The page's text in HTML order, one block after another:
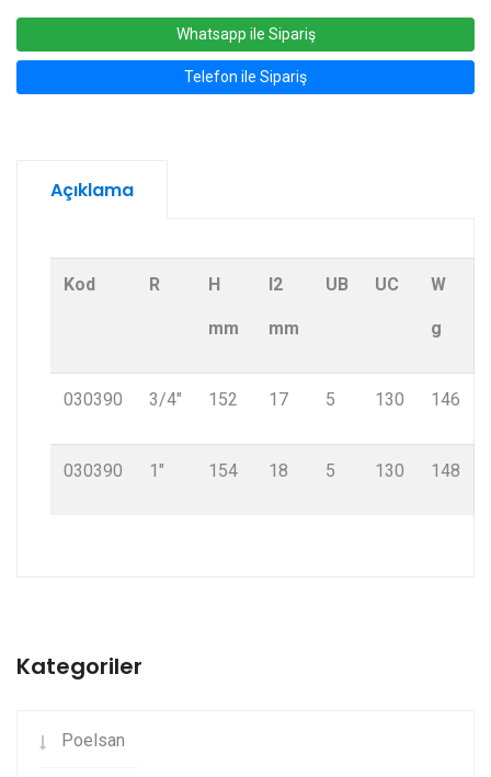
Whatsapp ile Sipariş
Telefon ile Sipariş
Açıklama
Kod R H
mm
I2
mm
UB UC W
g
030390 3/4" 152 17 5 130 146
030390 1" 154 18 5 130 148
Kategoriler
Poelsan